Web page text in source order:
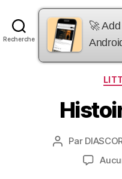
Recherche
Auteur
l’article
Par
🚀